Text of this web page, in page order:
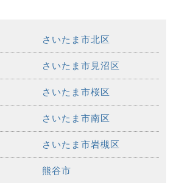
さいたま市北区
さいたま市見沼区
さいたま市桜区
さいたま市南区
さいたま市岩槻区
熊谷市